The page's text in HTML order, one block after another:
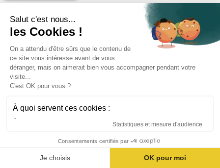
Téléphone : +1-819-200-1103
Travailler chez Leadfox
Contactez-nous
Salut c'est nous...
les Cookies !
On a attendu d'être sûrs que le contenu de
ce site vous intéresse avant de vous
déranger, mais on aimerait bien vous accompagner pendant votre
visite...
C'est OK pour vous ?
À quoi servent ces cookies :
Statistiques et mesure d'audience
Consentements certifiés par
Je choisis OK pour moi